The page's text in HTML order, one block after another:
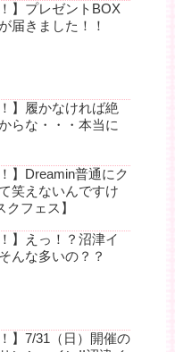
】プレゼントBOX
届きました！！
】履かなければ絶
らな・・・本当に
】Dreamin普通にク
笑えないんですけ
フェス】
】えっ！？沼津イ
んな多いの？？
】7/31（日）開催の